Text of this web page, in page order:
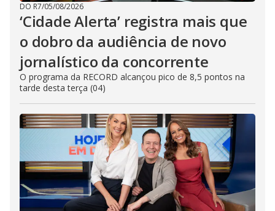
DO R7/05/08/2026
‘Cidade Alerta’ registra mais que
o dobro da audiência de novo
jornalístico da concorrente
O programa da RECORD alcançou pico de 8,5 pontos na
tarde desta terça (04)